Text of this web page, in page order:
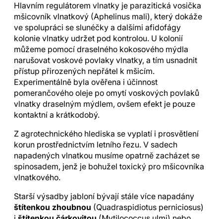
Hlavním regulátorem vlnatky je parazitická vosička
mšicovník vlnatkový (Aphelinus mali), který dokáže
ve spolupráci se slunéčky a dalšími afidofágy
kolonie vlnatky udržet pod kontrolou. U kolonií
můžeme pomocí draselného kokosového mýdla
narušovat voskové povlaky vlnatky, a tím usnadnit
přístup přirozených nepřátel k mšicím.
Experimentálně byla ověřena i účinnost
pomerančového oleje po omytí voskových povlaků
vlnatky draselným mýdlem, ovšem efekt je pouze
kontaktní a krátkodobý.
Z agrotechnického hlediska se vyplatí i prosvětlení
korun prostřednictvím letního řezu. V sadech
napadených vlnatkou musíme opatrně zacházet se
spinosadem, jenž je bohužel toxický pro mšicovníka
vlnatkového.
Starší výsadby jabloní bývají stále více napadány
štítenkou zhoubnou (Quadraspidiotus perniciosus)